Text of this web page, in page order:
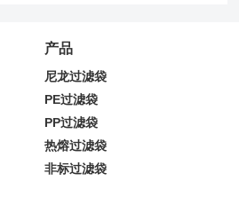
产品
尼龙过滤袋
PE过滤袋
PP过滤袋
热熔过滤袋
非标过滤袋